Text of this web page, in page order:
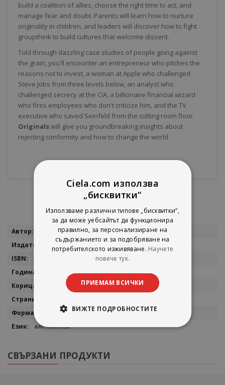
build a coalition of allies, choose the right time to act, and
manage fear and doubt. Parents will learn how to nurture
originality in children, and leaders will discover how to fight
groupthink to build cultures that welcome dissent.
Told through dazzling case studies of people going against
the grain, you'll encounter an entrepreneur who pitches the
reasons not to invest, a woman at Apple who challenged
Steve Jobs from three levels below, an analyst who
challenged secrecy at the CIA, a billionaire financial wizard
who fires employees who don't criticize him, and the TV
executive who saved Seinfeld from the cutting room floor.
Originalswill give you groundbreaking insights about
rejecting conformity and how to change the world.
Повече
Adam Grant
Ebury Publishing
2017
13x20
английски
СВЪРЗАНИ ПРОДУКТИ
Ciela.com използва
„бисквитки“
Използваме различни типове „бисквитки“,
за да може уебсайтът да функционира
правилно, за персонализиране на
съдържанието и за подобряване на
потребителското изживяване. Научете
повече тук.
ПРИЕМАМ ВСИЧКИ
ВИЖТЕ ПОДРОБНОСТИТЕ